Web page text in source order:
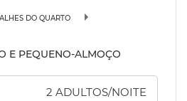
DO QUARTO
E PEQUENO-ALMOÇO
2 ADULTOS/NOITE